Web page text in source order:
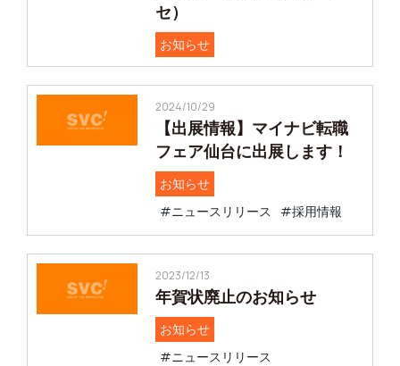
セ）
お知らせ
2024/10/29
【出展情報】マイナビ転職
フェア仙台に出展します！
お知らせ
#ニュースリリース
#採用情報
2023/12/13
年賀状廃止のお知らせ
お知らせ
#ニュースリリース